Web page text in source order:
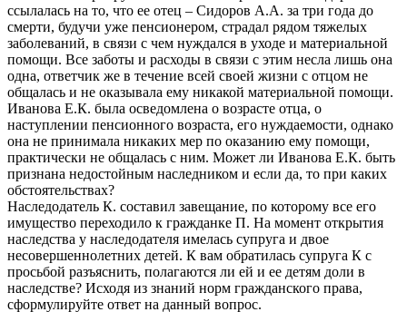
ссылалась на то, что ее отец – Сидоров А.А. за три года до
смерти, будучи уже пенсионером, страдал рядом тяжелых
заболеваний, в связи с чем нуждался в уходе и материальной
помощи. Все заботы и расходы в связи с этим несла лишь она
одна, ответчик же в течение всей своей жизни с отцом не
общалась и не оказывала ему никакой материальной помощи.
Иванова Е.К. была осведомлена о возрасте отца, о
наступлении пенсионного возраста, его нуждаемости, однако
она не принимала никаких мер по оказанию ему помощи,
практически не общалась с ним. Может ли Иванова Е.К. быть
признана недостойным наследником и если да, то при каких
обстоятельствах?
Наследодатель К. составил завещание, по которому все его
имущество переходило к гражданке П. На момент открытия
наследства у наследодателя имелась супруга и двое
несовершеннолетних детей. К вам обратилась супруга К с
просьбой разъяснить, полагаются ли ей и ее детям доли в
наследстве? Исходя из знаний норм гражданского права,
сформулируйте ответ на данный вопрос.